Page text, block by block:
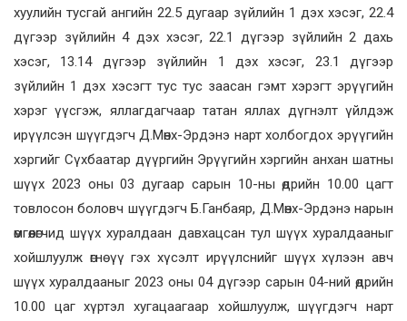
хуулийн тусгай ангийн 22.5 дугаар зүйлийн 1 дэх хэсэг, 22.4
дүгээр зүйлийн 4 дэх хэсэг, 22.1 дүгээр зүйлийн 2 дахь
хэсэг, 13.14 дүгээр зүйлийн 1 дэх хэсэг, 23.1 дүгээр
зүйлийн 1 дэх хэсэгт тус тус заасан гэмт хэрэгт эрүүгийн
хэрэг үүсгэж, яллагдагчаар татан яллах дүгнэлт үйлдэж
ирүүлсэн шүүгдэгч Д.Мөнх-Эрдэнэ нарт холбогдох эрүүгийн
хэргийг Сүхбаатар дүүргийн Эрүүгийн хэргийн анхан шатны
шүүх 2023 оны 03 дугаар сарын 10-ны өдрийн 10.00 цагт
товлосон боловч шүүгдэгч Б.Ганбаяр, Д.Мөнх-Эрдэнэ нарын
өмгөөлөгчид шүүх хуралдаан давхацсан тул шүүх хуралдааныг
хойшлуулж өгнө үү гэх хүсэлт ирүүлснийг шүүх хүлээн авч
шүүх хуралдааныг 2023 оны 04 дүгээр сарын 04-ний өдрийн
10.00 цаг хүртэл хугацаагаар хойшлуулж, шүүгдэгч нарт